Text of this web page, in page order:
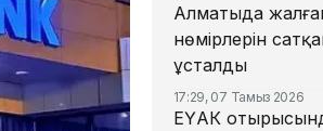
Алматыда
нөмірлерін
ұсталды
17:29, 07 Тамыз 2026
ЕҮАК